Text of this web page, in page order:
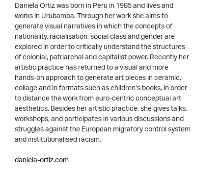
Daniela Ortiz was born in Peru in 1985 and lives and
works in Urubamba. Through her work she aims to
generate visual narratives in which the concepts of
nationality, racialisation, social class and gender are
explored in order to critically understand the structures
of colonial, patriarchal and capitalist power. Recently her
artistic practice has returned to a visual and more
hands-on approach to generate art pieces in ceramic,
collage and in formats such as children‘s books, in order
to distance the work from euro-centric conceptual art
aesthetics. Besides her artistic practice, she gives talks,
workshops, and participates in various discussions and
struggles against the European migratory control system
and institutionalised racism.
daniela-ortiz.com